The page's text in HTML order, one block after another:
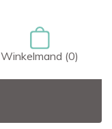
Winkelmand (0)